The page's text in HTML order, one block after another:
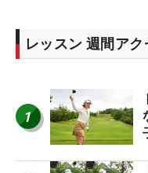
レッスン 週間ア
1